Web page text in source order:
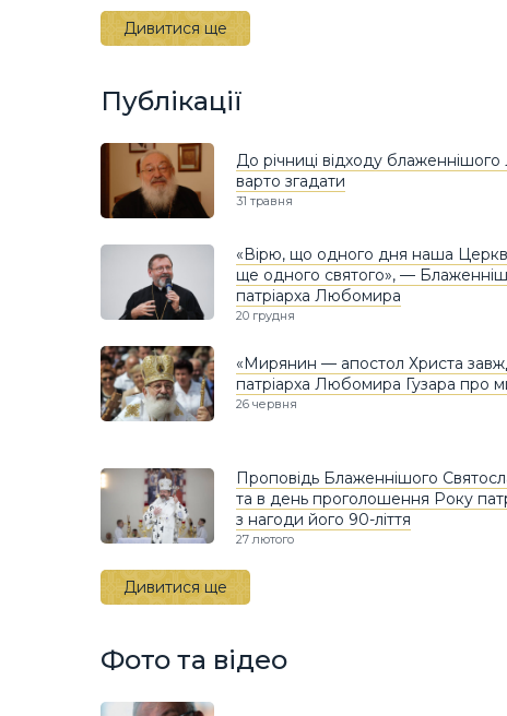
Дивитися ще
Публікації
До річниці відходу
варто згадати
31 травня
«Вірю, що одного дня наша
ще одного святого», —
патріарха Любомира
20 грудня
«Мирянин — апостол Христа
патріарха Любомира Гузара про
26 червня
Проповідь Блаженнішого
та в день проголошення Року
з нагоди його 90-ліття
27 лютого
Дивитися ще
Фото та відео